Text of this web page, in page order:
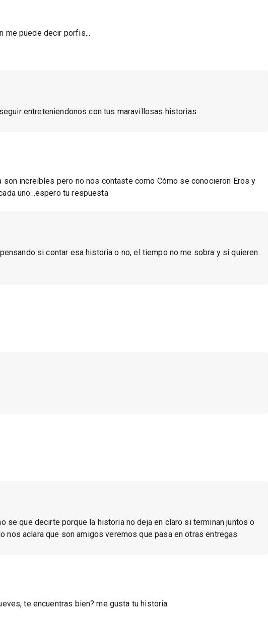
me puede decir porfis...
entreteniendonos con tus maravillosas historias.
increíbles pero no nos contaste como Cómo se conocieron Eros y
uno...espero tu respuesta
si contar esa historia o no, el tiempo no me sobra y si quieren
se que decirte porque la historia no deja en claro si terminan juntos o
nos aclara que son amigos veremos que pasa en otras entregas
te encuentras bien? me gusta tu historia.